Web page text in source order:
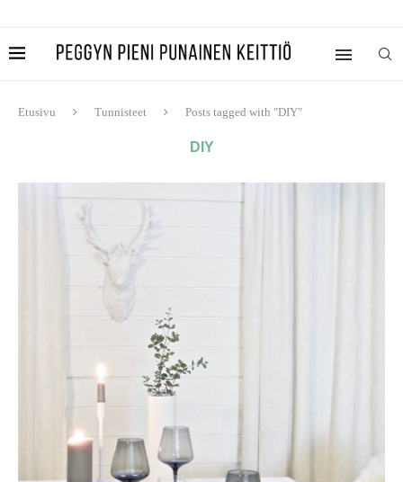
Etusivu Tunnisteet Posts tagged with "DIY"
DIY